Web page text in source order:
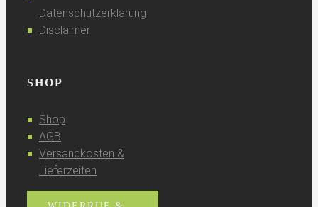
Datenschutzerklärung
Disclaimer
SHOP
Shop
AGB
Versandkosten &
Lieferzeiten